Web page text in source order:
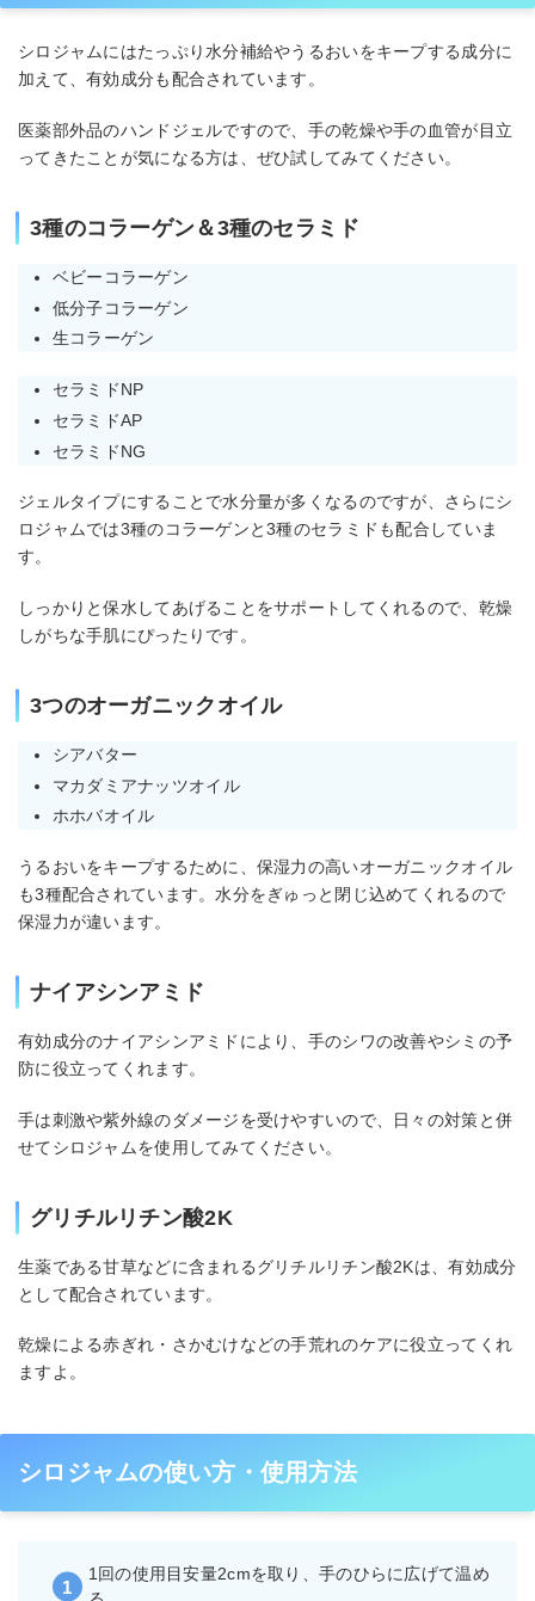
シロジャムにはたっぷり水分補給やうるおいをキープする成分に
加えて、有効成分も配合されています。
医薬部外品のハンドジェルですので、手の乾燥や手の血管が目立
ってきたことが気になる方は、ぜひ試してみてください。
3種のコラーゲン＆3種のセラミド
ベビーコラーゲン
低分子コラーゲン
生コラーゲン
セラミドNP
セラミドAP
セラミドNG
ジェルタイプにすることで水分量が多くなるのですが、さらにシ
ロジャムでは3種のコラーゲンと3種のセラミドも配合していま
す。
しっかりと保水してあげることをサポートしてくれるので、乾燥
しがちな手肌にぴったりです。
3つのオーガニックオイル
シアバター
マカダミアナッツオイル
ホホバオイル
うるおいをキープするために、保湿力の高いオーガニックオイル
も3種配合されています。水分をぎゅっと閉じ込めてくれるので
保湿力が違います。
ナイアシンアミド
有効成分のナイアシンアミドにより、手のシワの改善やシミの予
防に役立ってくれます。
手は刺激や紫外線のダメージを受けやすいので、日々の対策と併
せてシロジャムを使用してみてください。
グリチルリチン酸2K
生薬である甘草などに含まれるグリチルリチン酸2Kは、有効成分
として配合されています。
乾燥による赤ぎれ・さかむけなどの手荒れのケアに役立ってくれ
ますよ。
シロジャムの使い方・使用方法
1回の使用目安量2cmを取り、手のひらに広げて温め